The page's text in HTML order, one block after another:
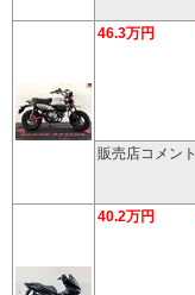
46.3万円
販売店コメント
40.2万円